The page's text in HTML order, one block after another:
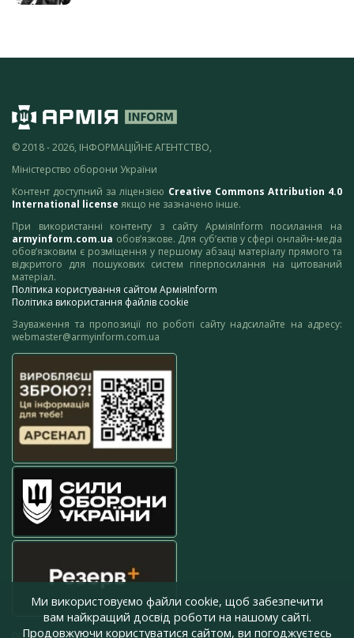
© 2018 - 2026, ІНФОРМАЦІЙНЕ АГЕНТСТВО,
Міністерство оборони України
Контент доступний за ліцензією Creative Commons Attribution 4.0
International license якщо не зазначено інше.
При використанні контенту з сайту АрміяInform посилання на
armyinform.com.ua обов’язкове. Для суб’єктів у сфері онлайн-медіа
обов’язковим є розміщення у першому абзаці матеріалу прямого та
відкритого для пошукових систем гіперпосилання на цитований
матеріал.
Політика користування сайтом АрміяInform
Політика використання файлів cookie
Зауваження та пропозиції по роботі сайту надсилайте на адресу:
webmaster@armyinform.com.ua
press@armyinform.com.ua
Ми використовуємо файли cookie, щоб забезпечити
вам найкращий досвід роботи на нашому сайті.
Продовжуючи користуватися сайтом, ви погоджуєтесь